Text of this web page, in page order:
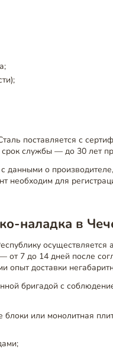
поставляется с
срок службы — до 30 лет
данными о
необходим для
наладка в
осуществляется
от 7 до 14 дней после
доставки
бригадой с
блоки или монолитная